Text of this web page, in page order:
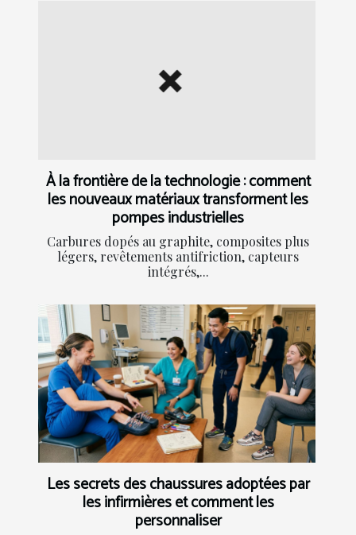
À la frontière de la technologie : comment
les nouveaux matériaux transforment les
pompes industrielles
Carbures dopés au graphite, composites plus
légers, revêtements antifriction, capteurs
intégrés,...
Les secrets des chaussures adoptées par
les infirmières et comment les
personnaliser